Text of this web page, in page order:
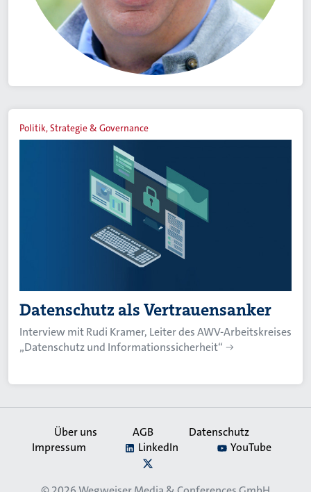
Politik, Strategie & Governance
Datenschutz als Vertrauensanker
Interview mit Rudi Kramer, Leiter des AWV-Arbeitskreises
„Datenschutz und Informationssicherheit“
Secondary
Über uns AGB
Datenschutz
Impressum
LinkedIn
YouTube